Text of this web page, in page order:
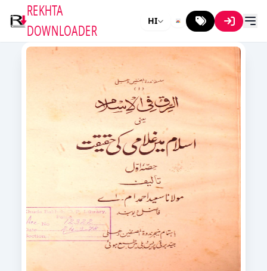
REKHTA
DOWNLOADER
HI